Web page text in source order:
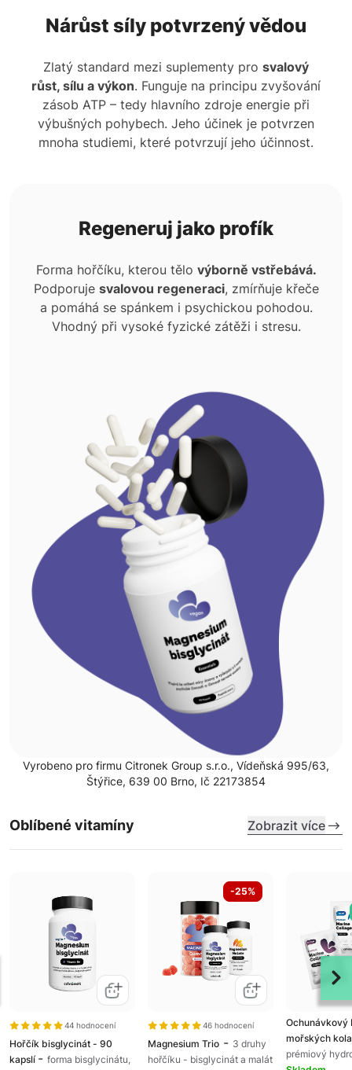
Nárůst síly potvrzený vědou
Zlatý standard mezi suplementy pro svalový
růst, sílu a výkon. Funguje na principu zvyšování
zásob ATP – tedy hlavního zdroje energie při
výbušných pohybech. Jeho účinek je potvrzen
mnoha studiemi, které potvrzují jeho účinnost.
Regeneruj jako profík
Forma hořčíku, kterou tělo výborně vstřebává.
Podporuje svalovou regeneraci, zmírňuje křeče
a pomáhá se spánkem i psychickou pohodou.
Vhodný při vysoké fyzické zátěži i stresu.
Vyrobeno pro firmu Citronek Group s.r.o., Vídeňská 995/63,
Štýřice, 639 00 Brno, Ič 22173854
Oblíbené vitamíny Zobrazit více
44 hodnocení
Hořčík bisglycinát - 90
kapslí - forma bisglycinátu,
-25%
46 hodnocení
Magnesium Trio - 3 druhy
hořčíku - bisglycinát a malát
Ochunávkový
mořských
prémiový